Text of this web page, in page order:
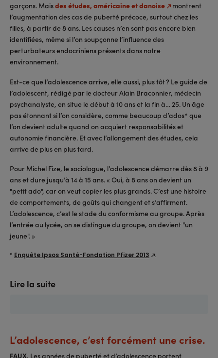
garçons. Maisdes études, américaine et danoise montrent
l’augmentation des cas de puberté précoce, surtout chez les
filles, à partir de 8 ans. Les causes n’en sont pas encore bien
identifiées, même si l’on soupçonne l’influence des
perturbateurs endocriniens présents dans notre
environnement.
Est-ce que l’adolescence arrive, elle aussi, plus tôt ? Le guide de
l’adolescent, rédigé par le docteur Alain Braconnier, médecin
psychanalyste, en situe le début à 10 ans et la fin à… 25. Un âge
pas étonnant si l’on considère, comme beaucoup d’ados* que
l’on devient adulte quand on acquiert responsabilités et
autonomie financière. Et avec l’allongement des études, cela
arrive de plus en plus tard.
Pour Michel Fize, le sociologue, l’adolescence démarre dès 8 à 9
ans et dure jusqu’à 14 à 15 ans. « Oui, à 8 ans on devient un
"petit ado", car on veut copier les plus grands. C’est une histoire
de comportements, de goûts qui changent et s’affirment.
L’adolescence, c’est le stade du conformisme au groupe. Après
l’entrée au lycée, on se distingue du groupe, on devient "un
jeune". »
* Enquête Ipsos Santé-Fondation Pfizer 2013 .
Lire la suite
L’adolescence, c’est forcément une crise.
FAUX. Les années de puberté et d’adolescence portent